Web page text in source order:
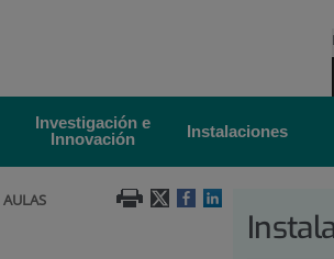
Investigación e
Innovación
Instalaciones
AULAS